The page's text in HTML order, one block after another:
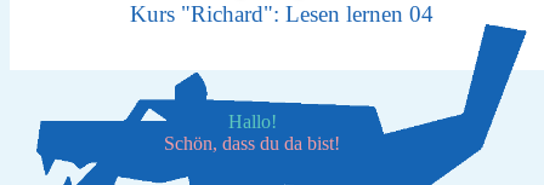
Kurs "Richard": Lesen lernen 04
Hallo!
Schön, dass du da bist!